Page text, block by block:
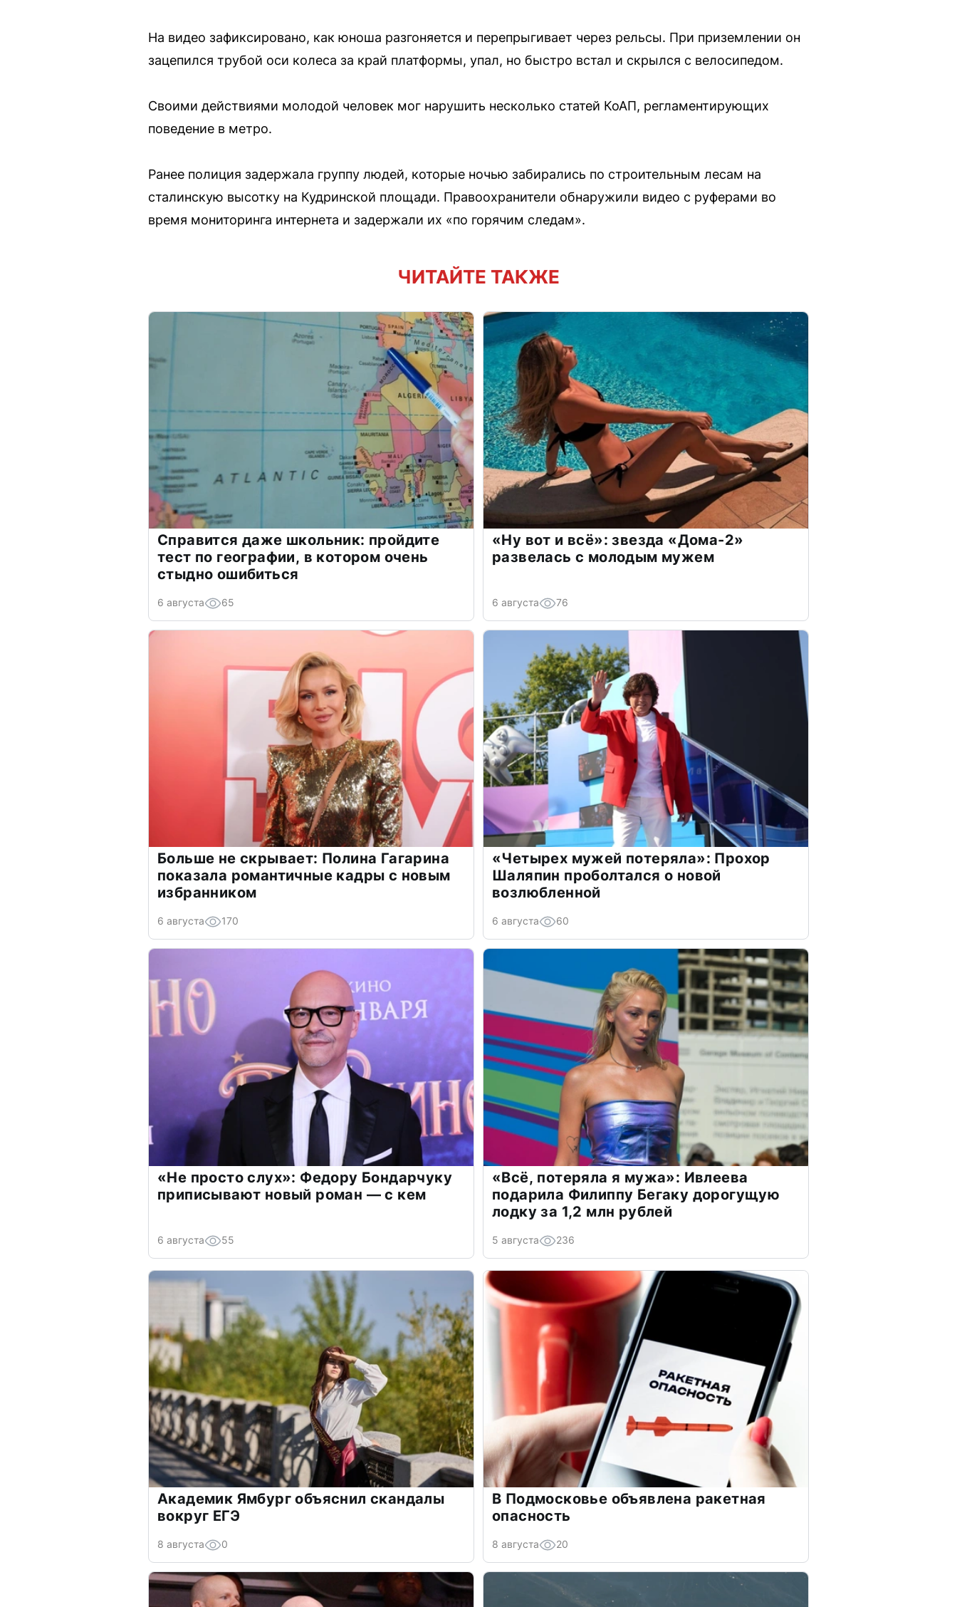
На видео зафиксировано, как юноша разгоняется и перепрыгивает через рельсы. При приземлении он
зацепился трубой оси колеса за край платформы, упал, но быстро встал и скрылся с велосипедом.
Своими действиями молодой человек мог нарушить несколько статей КоАП, регламентирующих
поведение в метро.
Ранее полиция задержала группу людей, которые ночью забирались по строительным лесам на
сталинскую высотку на Кудринской площади. Правоохранители обнаружили видео с руферами во
время мониторинга интернета и задержали их «по горячим следам».
ЧИТАЙТЕ ТАКЖЕ
Справится даже школьник: пройдите
тест по географии, в котором очень
стыдно ошибиться
6 августа 65
«Ну вот и всё»: звезда «Дома-2»
развелась с молодым мужем
6 августа 76
Больше не скрывает: Полина Гагарина
показала романтичные кадры с новым
избранником
6 августа 170
«Четырех мужей потеряла»: Прохор
Шаляпин проболтался о новой
возлюбленной
6 августа 60
«Не просто слух»: Федору Бондарчуку
приписывают новый роман — с кем
6 августа 55
«Всё, потеряла я мужа»: Ивлеева
подарила Филиппу Бегаку дорогущую
лодку за 1,2 млн рублей
5 августа 236
Академик Ямбург объяснил скандалы
вокруг ЕГЭ
8 августа 0
В Подмосковье объявлена ракетная
опасность
8 августа 20